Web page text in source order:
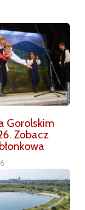
Gorolskim
Zobacz